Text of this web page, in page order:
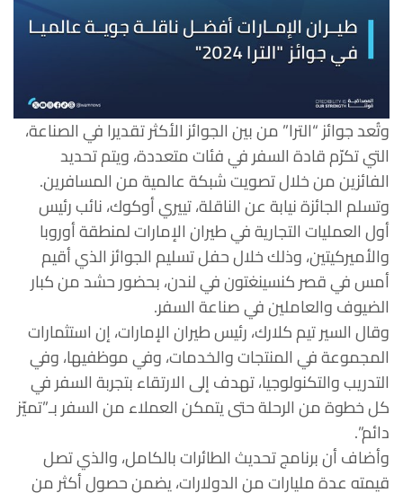
وتُعد جوائز “الترا” من بين الجوائز الأكثر تقديرا في الصناعة،
التي تكرّم قادة السفر في فئات متعددة، ويتم تحديد
الفائزين من خلال تصويت شبكة عالمية من المسافرين.
وتسلم الجائزة نيابة عن الناقلة، تييري أوكوك، نائب رئيس
أول العمليات التجارية في طيران الإمارات لمنطقة أوروبا
والأميركيتين، وذلك خلال حفل تسليم الجوائز الذي أقيم
أمس في قصر كنسينغتون في لندن، بحضور حشد من كبار
الضيوف والعاملين في صناعة السفر.
وقال السير تيم كلارك، رئيس طيران الإمارات، إن استثمارات
المجموعة في المنتجات والخدمات، وفي موظفيها، وفي
التدريب والتكنولوجيا، تهدف إلى الارتقاء بتجربة السفر في
كل خطوة من الرحلة حتى يتمكن العملاء من السفر بـ”تميّز
دائم”.
وأضاف أن برنامج تحديث الطائرات بالكامل، والذي تصل
قيمته عدة مليارات من الدولارات، يضمن حصول أكثر من